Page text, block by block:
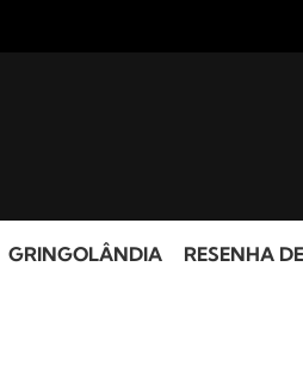
GRINGOLÂNDIA RESENHA